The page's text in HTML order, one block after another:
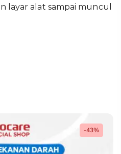
layar alat sampai muncul
-43%